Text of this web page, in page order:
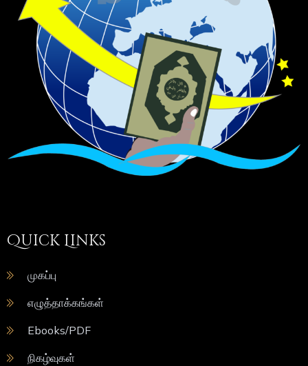
Quick Links
முகப்பு
எழுத்தாக்கங்கள்
Ebooks/PDF
நிகழ்வுகள்